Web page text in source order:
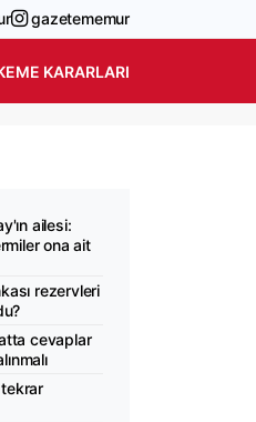
gazetememur
KARARLARI
ailesi:
ona ait
rezervleri
cevaplar
tekrar